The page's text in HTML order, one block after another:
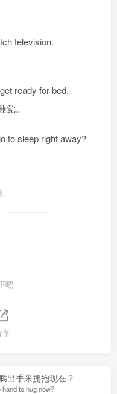
television.
ready for bed.
。
to sleep right away?
吧
享
出手来拥抱现在？
to hug now?